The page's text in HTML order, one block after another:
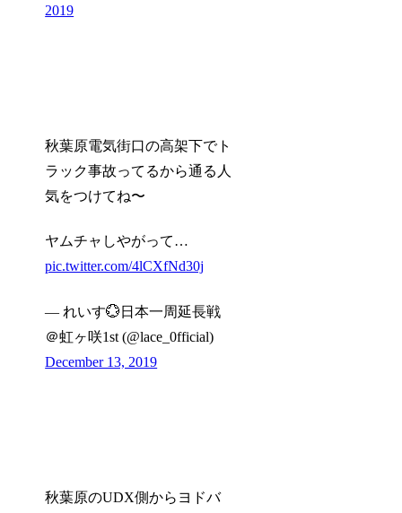
2019
秋葉原電気街口の高架下でト
ラック事故ってるから通る人
気をつけてね〜
ヤムチャしやがって…
pic.twitter.com/4lCXfNd30j
— れいす💮日本一周延長戦
＠虹ヶ咲1st (@lace_0fficial)
December 13, 2019
秋葉原のUDX側からヨドバ